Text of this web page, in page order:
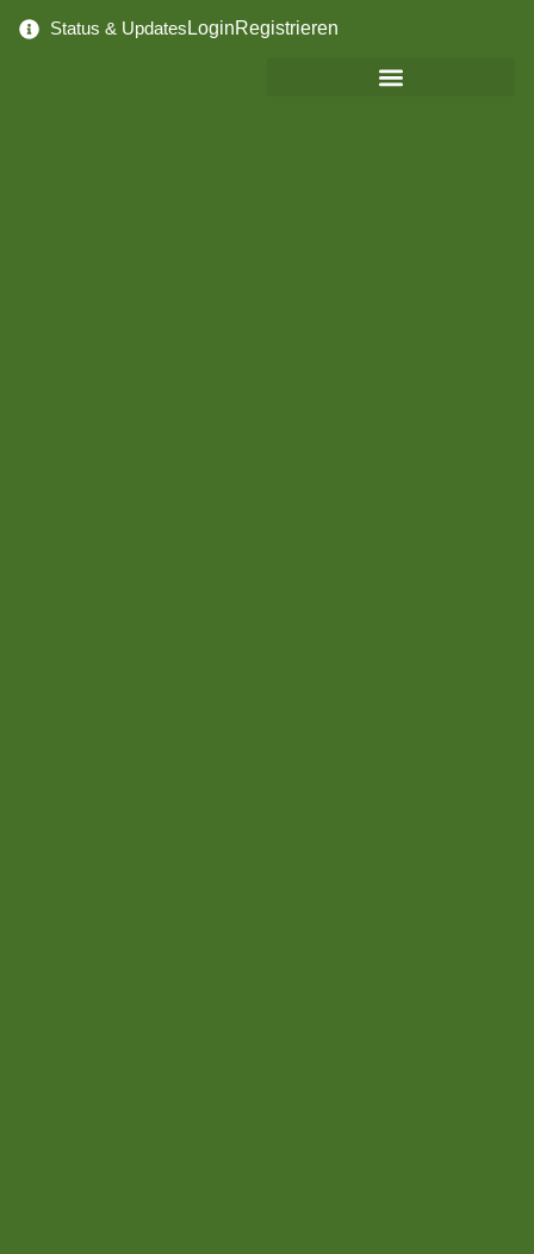
Status & Updates LoginRegistrieren